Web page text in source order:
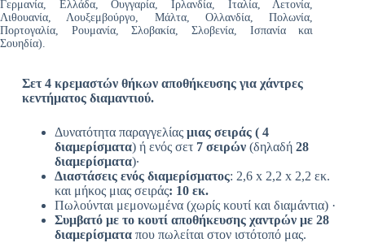
Γερμανία, Ελλάδα, Ουγγαρία, Ιρλανδία, Ιταλία, Λετονία,
Λιθουανία, Λουξεμβούργο, Μάλτα, Ολλανδία, Πολωνία,
Πορτογαλία, Ρουμανία, Σλοβακία, Σλοβενία, Ισπανία και
Σουηδία).
Σετ 4 κρεμαστών θήκων αποθήκευσης για χάντρες
κεντήματος διαμαντιού.
Δυνατότητα παραγγελίαςμιας σειράς ( 4
διαμερίσματα) ή ενός σετ 7 σειρών(δηλαδή 28
διαμερίσματα)·
Διαστάσεις ενός διαμερίσματος: 2,6 x 2,2 x 2,2 εκ.
και μήκος μιας σειράς: 10 εκ.
Πωλούνται μεμονωμένα (χωρίς κουτί και διαμάντια) ·
Συμβατό με το κουτί αποθήκευσης χαντρών με 28
διαμερίσματαπου πωλείται στον ιστότοπό μας.